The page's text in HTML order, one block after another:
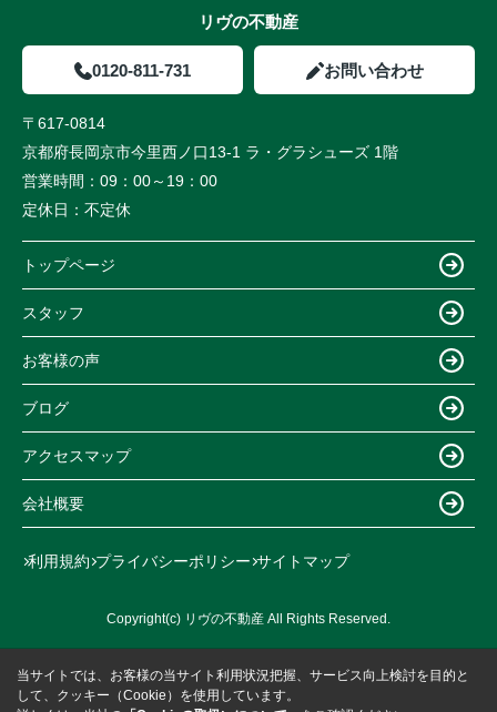
リヴの不動産
0120-811-731 お問い合わせ
〒617-0814
京都府長岡京市今里西ノ口13-1 ラ・グラシューズ 1階
営業時間： 09：00～19：00
定休日： 不定休
トップページ
スタッフ
お客様の声
ブログ
アクセスマップ
会社概要
利用規約 プライバシーポリシー サイトマップ
Copyright(c) リヴの不動産 All Rights Reserved.
当サイトでは、お客様の当サイト利用状況把握、サービス向上検討を目的と
して、クッキー（Cookie）を使用しています。